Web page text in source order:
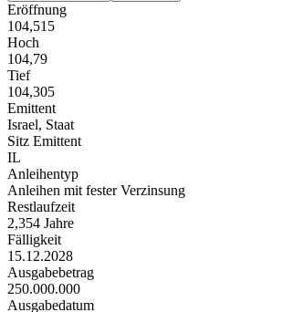
Eröffnung
104,515
Hoch
104,79
Tief
104,305
Emittent
Israel, Staat
Sitz Emittent
IL
Anleihentyp
Anleihen mit fester Verzinsung
Restlaufzeit
2,354 Jahre
Fälligkeit
15.12.2028
Ausgabebetrag
250.000.000
Ausgabedatum